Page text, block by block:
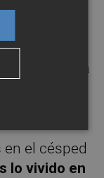
presencia
de
con
de la
el césped
lo vivido en